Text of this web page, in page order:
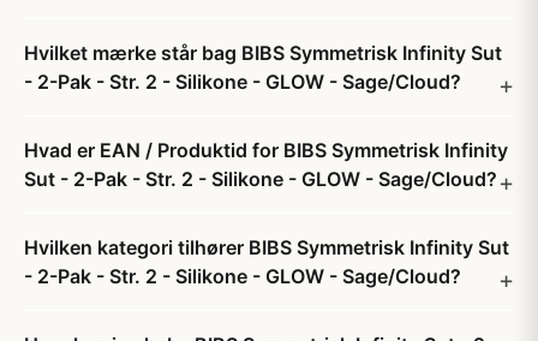
Hvilket mærke står bag BIBS Symmetrisk Infinity Sut
- 2-Pak - Str. 2 - Silikone - GLOW - Sage/Cloud?
Hvad er EAN / Produktid for BIBS Symmetrisk Infinity
Sut - 2-Pak - Str. 2 - Silikone - GLOW - Sage/Cloud?
Hvilken kategori tilhører BIBS Symmetrisk Infinity Sut
- 2-Pak - Str. 2 - Silikone - GLOW - Sage/Cloud?